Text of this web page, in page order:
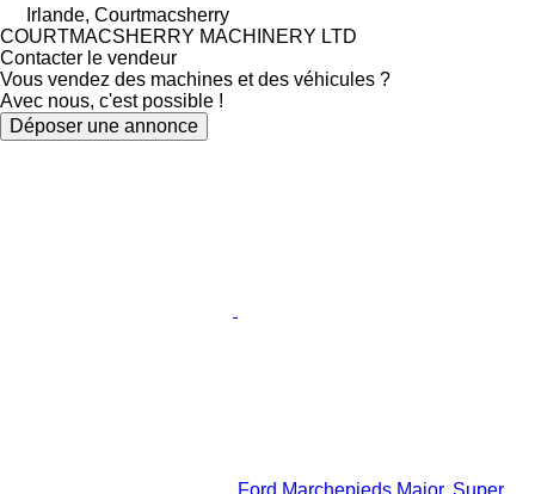
Irlande, Courtmacsherry
COURTMACSHERRY MACHINERY LTD
Contacter le vendeur
Vous vendez des machines et des véhicules ?
Avec nous, c'est possible !
Déposer une annonce
Ford Marchepieds Major, Super